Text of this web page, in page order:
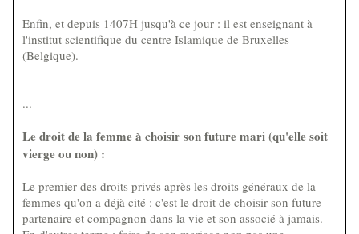
Enfin, et depuis 1407H jusqu'à ce jour : il est enseignant à
l'institut scientifique du centre Islamique de Bruxelles
(Belgique).
...
Le droit de la femme à choisir son future mari (qu'elle soit
vierge ou non) :
Le premier des droits privés après les droits généraux de la
femmes qu'on a déjà cité : c'est le droit de choisir son future
partenaire et compagnon dans la vie et son associé à jamais.